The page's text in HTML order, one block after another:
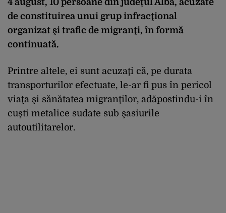
de constituirea unui grup infracţional
organizat şi trafic de migranţi, în formă
continuată.
Printre altele, ei sunt acuzaţi că, pe durata
transporturilor efectuate, le-ar fi pus în pericol
viaţa şi sănătatea migranţilor, adăpostindu-i în
cuşti metalice sudate sub şasiurile
autoutilitarelor.